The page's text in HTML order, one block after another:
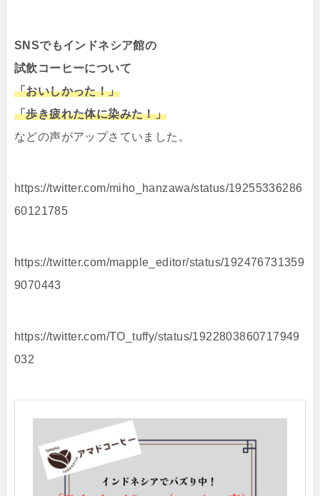
SNSでもインドネシア館の
試飲コーヒーについて
「おいしかった！」
「歩き疲れた体に染みた！」
などの声がアップさていました。
https://twitter.com/miho_hanzawa/status/19255336286
60121785
https://twitter.com/mapple_editor/status/192476731359
9070443
https://twitter.com/TO_tuffy/status/1922803860717949
032